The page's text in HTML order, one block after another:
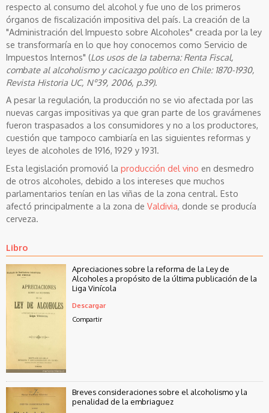
respecto al consumo del alcohol y fue uno de los primeros
órganos de fiscalización impositiva del país. La creación de la
"Administración del Impuesto sobre Alcoholes" creada por la ley
se transformaría en lo que hoy conocemos como Servicio de
Impuestos Internos" (Los usos de la taberna: Renta Fiscal,
combate al alcoholismo y cacicazgo político en Chile: 1870-1930,
Revista Historia UC, Nº39, 2006, p.39).
A pesar la regulación, la producción no se vio afectada por las
nuevas cargas impositivas ya que gran parte de los gravámenes
fueron traspasados a los consumidores y no a los productores,
cuestión que tampoco cambiaría en las siguientes reformas y
leyes de alcoholes de 1916, 1929 y 1931.
Esta legislación promovió la producción del vino en desmedro
de otros alcoholes, debido a los intereses que muchos
parlamentarios tenían en las viñas de la zona central. Esto
afectó principalmente a la zona de Valdivia, donde se producía
cerveza.
Libro
Apreciaciones sobre la reforma de la Ley de
Alcoholes a propósito de la última publicación de la
Liga Vinícola
Descargar
Compartir
Breves consideraciones sobre el alcoholismo y la
penalidad de la embriaguez